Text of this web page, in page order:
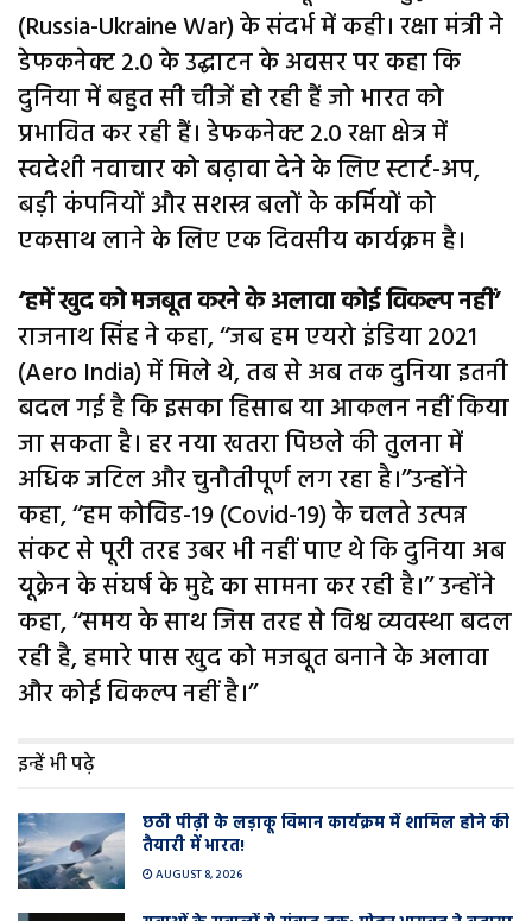
(Russia-Ukraine War) के संदर्भ में कही। रक्षा मंत्री ने
डेफकनेक्ट 2.0 के उद्घाटन के अवसर पर कहा कि
दुनिया में बहुत सी चीजें हो रही हैं जो भारत को
प्रभावित कर रही हैं। डेफकनेक्ट 2.0 रक्षा क्षेत्र में
स्वदेशी नवाचार को बढ़ावा देने के लिए स्टार्ट-अप,
बड़ी कंपनियों और सशस्त्र बलों के कर्मियों को
एकसाथ लाने के लिए एक दिवसीय कार्यक्रम है।
‘हमें खुद को मजबूत करने के अलावा कोई विकल्प नहीं’
राजनाथ सिंह ने कहा, ‘‘जब हम एयरो इंडिया 2021
(Aero India) में मिले थे, तब से अब तक दुनिया इतनी
बदल गई है कि इसका हिसाब या आकलन नहीं किया
जा सकता है। हर नया खतरा पिछले की तुलना में
अधिक जटिल और चुनौतीपूर्ण लग रहा है।’’उन्होंने
कहा, ‘‘हम कोविड-19 (Covid-19) के चलते उत्पन्न
संकट से पूरी तरह उबर भी नहीं पाए थे कि दुनिया अब
यूक्रेन के संघर्ष के मुद्दे का सामना कर रही है।’’ उन्होंने
कहा, ‘‘समय के साथ जिस तरह से विश्व व्यवस्था बदल
रही है, हमारे पास खुद को मजबूत बनाने के अलावा
और कोई विकल्प नहीं है।’’
इन्हें भी पढ़े
छठी पीढ़ी के लड़ाकू विमान कार्यक्रम में शामिल होने की
तैयारी में भारत!
AUGUST 8, 2026